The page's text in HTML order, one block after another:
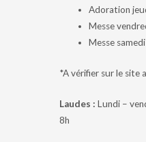
Adoration
Messe
Messe
*A vérifier sur le site
Laudes : Lundi –
8h